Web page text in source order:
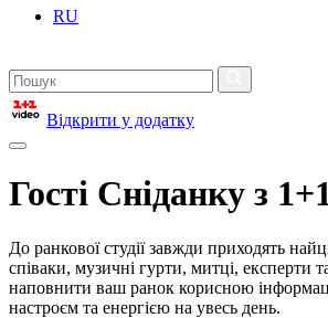
RU
Відкрити у додатку
Гості Сніданку з
До ранкової студії завжди приходять
співаки, музичні гурти, митці, експерти
наповнити ваш ранок корисною
настроєм та енергією на увесь день.